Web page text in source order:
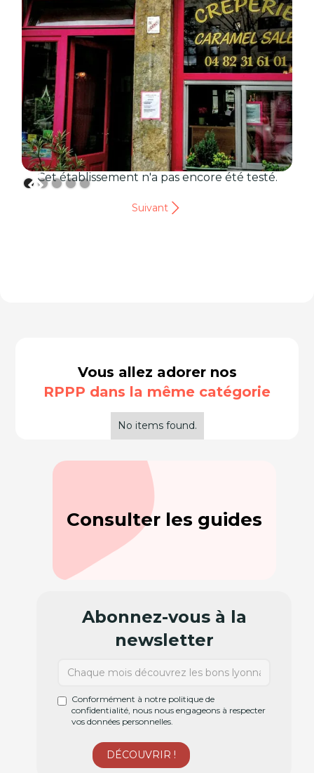
Cet établissement n'a pas encore été testé.
Suivant
Vous allez adorer nos
RPPP dans la même catégorie
No items found.
Consulter les guides
Abonnez-vous à la
newsletter
Conformément à notre politique de
confidentialité, nous nous engageons à respecter
vos données personnelles.